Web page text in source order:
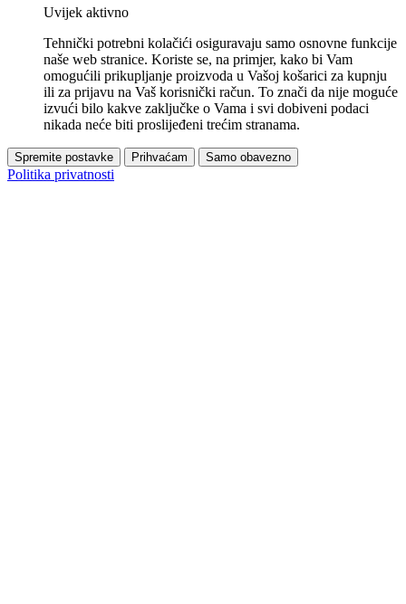
Uvijek aktivno
Tehnički potrebni kolačići osiguravaju samo osnovne funkcije
naše web stranice. Koriste se, na primjer, kako bi Vam
omogućili prikupljanje proizvoda u Vašoj košarici za kupnju
ili za prijavu na Vaš korisnički račun. To znači da nije moguće
izvući bilo kakve zaključke o Vama i svi dobiveni podaci
nikada neće biti proslijeđeni trećim stranama.
Spremite postavke Prihvaćam Samo obavezno
Politika privatnosti